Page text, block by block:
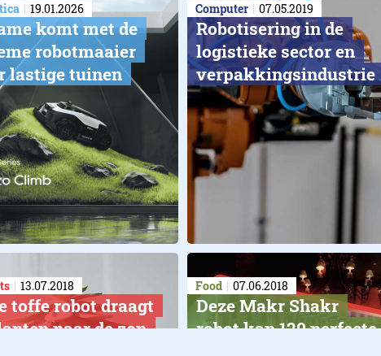
19.01.2026
komt met de
robotmaaier
lastige tuinen
Computer 07.05.2019
​Robotisering in de
logistieke sector en
verpakkingsindustrie
13.07.2018
toffe robot draagt
naar de zon
Food 07.06.2018
Deze Makr Shakr
robot kan 120 perfecte